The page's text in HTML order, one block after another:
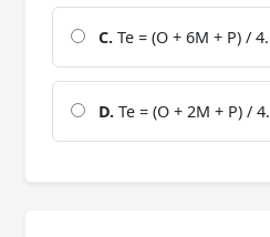
C. Te = (O + 6M + P) / 4.
D. Te = (O + 2M + P) / 4.